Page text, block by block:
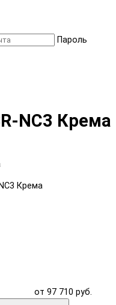
Пароль
NC3 Крема
от 97 710 руб.